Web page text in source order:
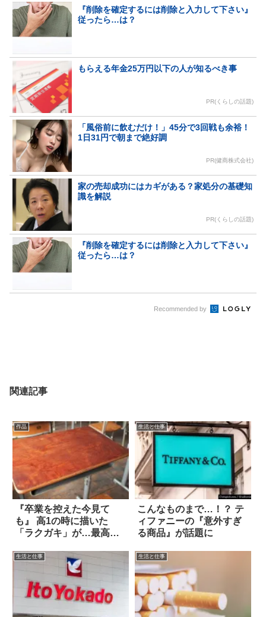
『削除を確定するには削除と入力して下さい』
従ったら…は？
もらえる年金25万円以下の人が知るべき事
PR(くらしの話題)
「風俗前に飲むだけ！」45分で3回戦も余裕！
1日31円で朝まで絶好調
PR(健商株式会社)
家の売却成功にはカギがある？家処分の基礎知
識を解説
PR(くらしの話題)
『削除を確定するには削除と入力して下さい』
従ったら…は？
Recommended by
関連記事
作品
『卒業を控えた今見て
も』 高1の時に描いた
「ラクガキ」が…最高
生活と仕事
こんなものまで…！？ テ
ィファニーの『意外すぎ
る商品』が話題に
生活と仕事 生活と仕事